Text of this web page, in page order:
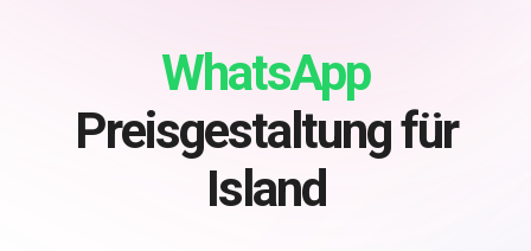
WhatsApp
Preisgestaltung für
Island